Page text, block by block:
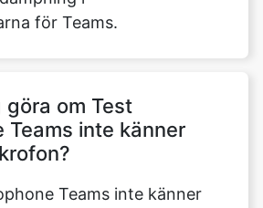
för Teams.
göra om Test
Teams inte känner
Teams inte känner